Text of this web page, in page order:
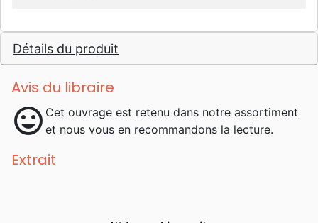
Détails du produit
Avis du libraire
mood Cet ouvrage est retenu dans notre assortiment
et nous vous en recommandons la lecture.
Extrait